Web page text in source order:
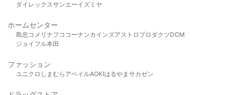
ダイレックスサンエーイズミヤ
ホームセンター
島忠 コメリ ナフコ コーナンカインズアストロプロダクツDCM
ジョイフル本田
ファッション
ユニクロ しまむら アベイルAOKIはるやま サカゼン